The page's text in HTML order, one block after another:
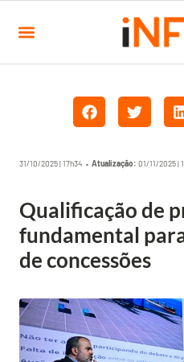
31/10/2025 | 17h34 • Atualização: 01/11/2025 |
Qualificação de
fundamental
de concessões